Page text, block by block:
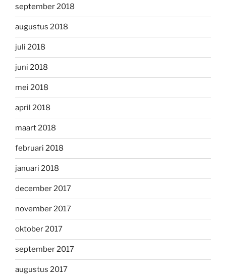
september 2018
augustus 2018
juli 2018
juni 2018
mei 2018
april 2018
maart 2018
februari 2018
januari 2018
december 2017
november 2017
oktober 2017
september 2017
augustus 2017